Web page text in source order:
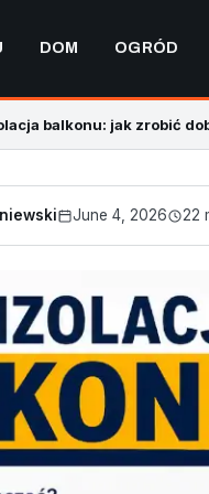
DOM OGRÓD
balkonu: jak zrobić
June 4, 2026 22